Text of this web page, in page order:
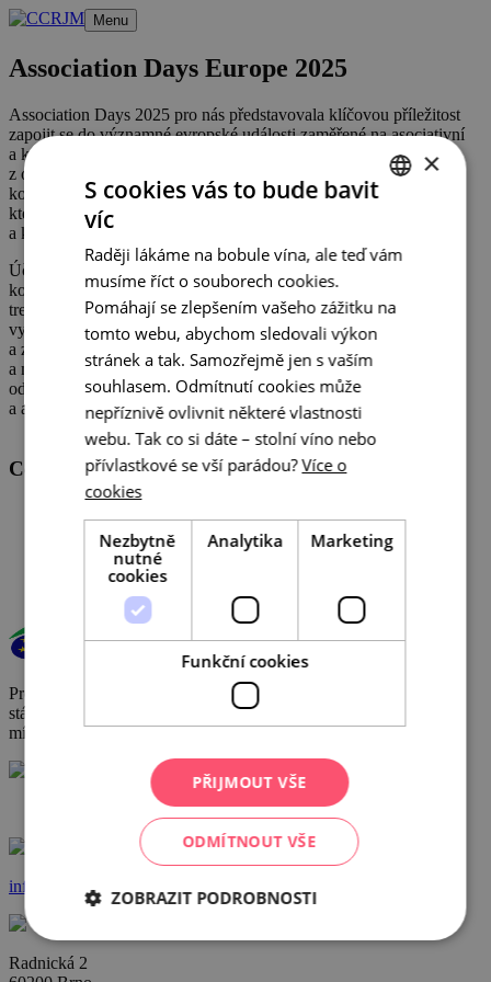
Přeskočit
obsah
Menu
Association Days Europe 2025
Association Days 2025 pro nás představovala klíčovou příležitost
zapojit se do významné evropské události zaměřené na asociativní
a kongresový trh. Tento prestižní event shromáždil delegáty
z odborných asociací, organizátorů kongresů, agentur, zástupců
konferenčních destinací a poskytovatelů specializovaných služeb,
kteří se podílejí na podpoře a realizaci kongresových
a konferenčních akcí.
Účast na tomto fóru nám umožnila efektivně navázat strategické
kontakty, vyměnit si odborné poznatky a diskutovat o aktuálních
trendech a výzvách v oblasti kongresového turismu. Byla to
vynikající příležitost pro prezentaci našich kapacit a služeb,
a zároveň pro prozkoumání nových obchodních příležitostí
a možností spolupráce. Jsme rádi, že jsme mohli přispět k tomuto
odbornému setkání, které podporuje rozvoj kongresových
a asociativních aktivit na evropském trhu.
Centrála cestovního ruchu - Jižní Morava, z.s.p.o
Cookies
Provoz a činnost DMO byly podpořeny za přispění prostředků
státního rozpočtu České republiky z programu Ministerstva pro
místní rozvoj.
+420 602 162 829
info@ccrjm.cz
Radnická 2
ENGLISH
×
S cookies vás to bude bavit
víc
Raději lákáme na bobule vína, ale teď vám
musíme říct o souborech cookies.
Pomáhají se zlepšením vašeho zážitku na
tomto webu, abychom sledovali výkon
stránek a tak. Samozřejmě jen s vaším
souhlasem. Odmítnutí cookies může
nepříznivě ovlivnit některé vlastnosti
webu. Tak co si dáte – stolní víno nebo
přívlastkové se vší parádou? Více o
cookies
Nezbytně
nutné
cookies
Analytika Marketing
Funkční cookies
PŘIJMOUT VŠE
ODMÍTNOUT VŠE
ZOBRAZIT PODROBNOSTI